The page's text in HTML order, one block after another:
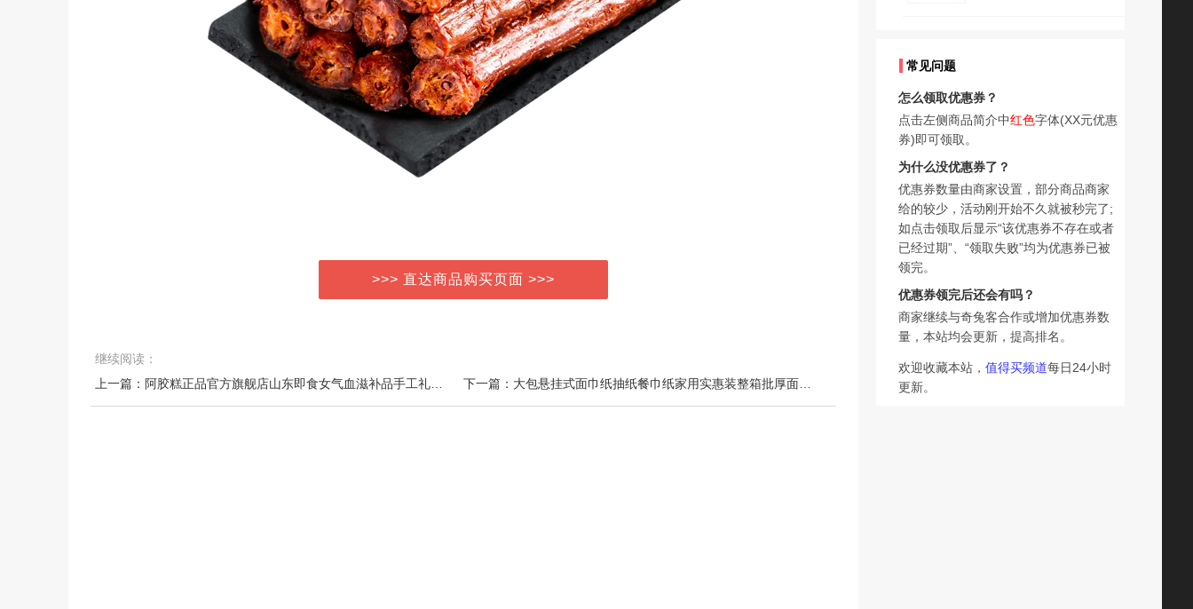
>>> 直达商品购买页面 >>>
继续阅读：
常见问题
怎么领取优惠券？
点击左侧商品简介中红色字体(XX元优惠
券)即可领取。
为什么没优惠券了？
优惠券数量由商家设置，部分商品商家
给的较少，活动刚开始不久就被秒完了;
如点击领取后显示“该优惠券不存在或者
已经过期”、“领取失败”均为优惠券已被
领完。
优惠券领完后还会有吗？
商家继续与奇兔客合作或增加优惠券数
量，本站均会更新，提高排名。
欢迎收藏本站， 值得买频道每日24小时
更新。